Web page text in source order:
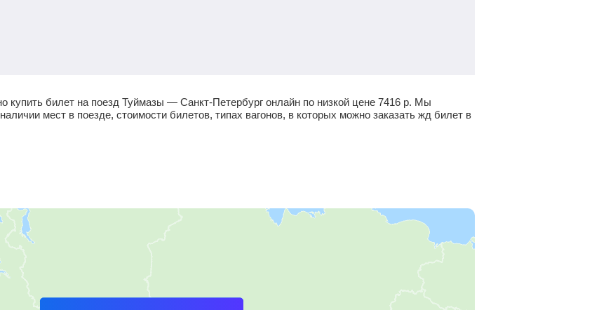
купить билет на поезд Туймазы — Санкт-Петербург онлайн по низкой цене 7416 р. Мы
мест в поезде, стоимости билетов, типах вагонов, в которых можно заказать жд билет в